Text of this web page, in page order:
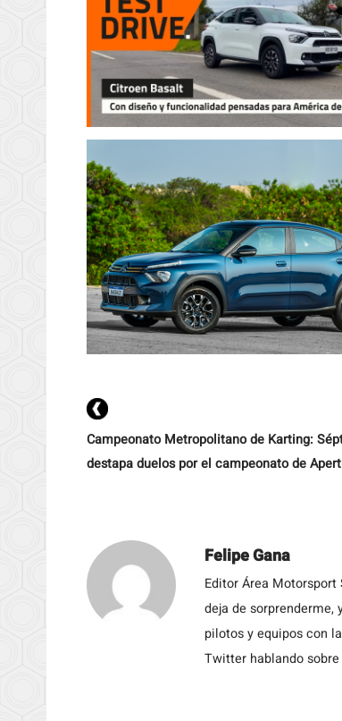
Campeonato Metropolitano de Karting:
destapa duelos por el campeonato de
Felipe Gana
Editor Área
deja de
pilotos y equipos con
Twitter hablando